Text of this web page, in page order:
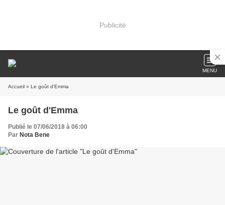
Publicité
MENU
Accueil » Le goût d'Emma
Le goût d'Emma
Publié le 07/06/2018 à 06:00
Par Nota Bene